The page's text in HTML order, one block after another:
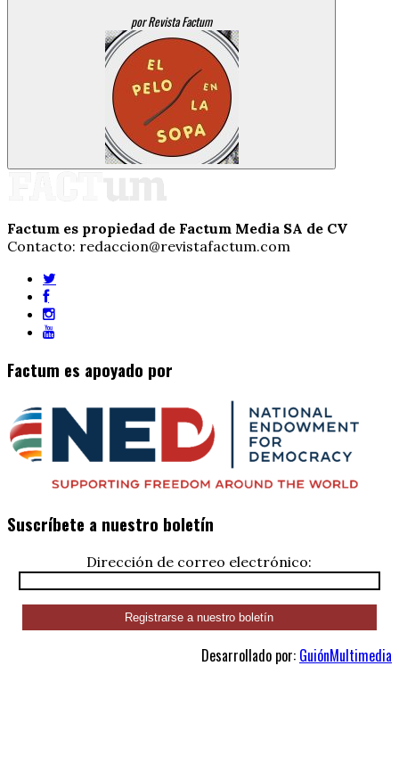
por Revista Factum
Factum es propiedad de Factum Media SA de CV
Contacto: redaccion@revistafactum.com
Factum es apoyado por
Suscríbete a nuestro boletín
Dirección de correo electrónico:
Desarrollado por: GuiónMultimedia